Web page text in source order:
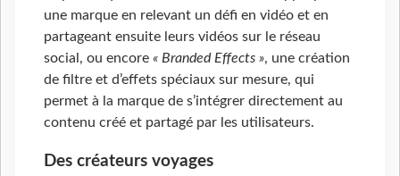
une marque en relevant un défi en vidéo et en
partageant ensuite leurs vidéos sur le réseau
social, ou encore « Branded Effects », une création
de filtre et d’effets spéciaux sur mesure, qui
permet à la marque de s’intégrer directement au
contenu créé et partagé par les utilisateurs.
Des créateurs voyages